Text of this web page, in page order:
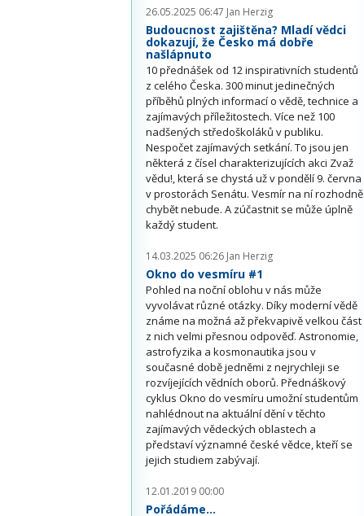
26.05.2025 06:47 Jan Herzig
Budoucnost zajištěna? Mladí vědci
dokazují, že Česko má dobře
našlápnuto
10 přednášek od 12 inspirativních studentů
z celého Česka. 300 minut jedinečných
příběhů plných informací o vědě, technice a
zajímavých příležitostech. Více než 100
nadšených středoškoláků v publiku.
Nespočet zajímavých setkání. To jsou jen
některá z čísel charakterizujících akci Zvaž
vědu!, která se chystá už v pondělí 9. června
v prostorách Senátu. Vesmír na ní rozhodně
chybět nebude. A zúčastnit se může úplně
každý student.
14.03.2025 06:26 Jan Herzig
Okno do vesmíru #1
Pohled na noční oblohu v nás může
vyvolávat různé otázky. Díky moderní vědě
známe na možná až překvapivě velkou část
z nich velmi přesnou odpověď. Astronomie,
astrofyzika a kosmonautika jsou v
současné době jedněmi z nejrychleji se
rozvíjejících vědních oborů. Přednáškový
cyklus Okno do vesmíru umožní studentům
nahlédnout na aktuální dění v těchto
zajímavých vědeckých oblastech a
představí významné české vědce, kteří se
jejich studiem zabývají.
12.01.2019 00:00
Pořádáme...